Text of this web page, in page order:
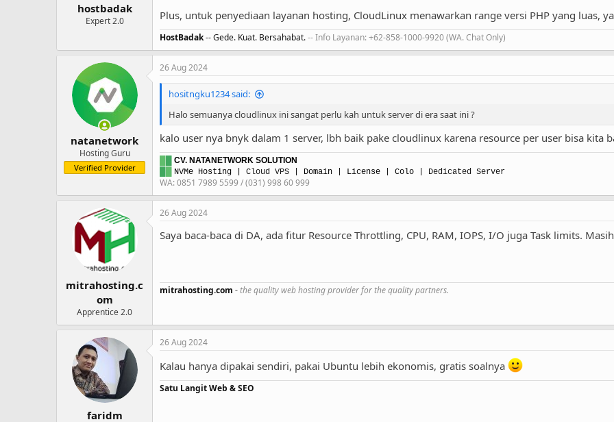
hostbadak
Expert 2.0 Plus, untuk penyediaan layanan hosting, CloudLinux menawarkan range versi PHP yang luas,
HostBadak-- Gede. Kuat. Bersahabat.-- Info Layanan: +62-858-1000-9920 (WA. Chat Only)
natanetwork
Hosting Guru
Verified Provider
26 Aug 2024
hositngku1234 said:
Halo semuanya cloudlinux ini sangat perlu kah untuk server di era saat ini ?
kalo user nya bnyk dalam 1 server, lbh baik pake cloudlinux karena resource per user bisa kita
CV. NATANETWORK SOLUTION
NVMe Hosting Cloud VPS | Domain | License | Colo | Dedicated Server
WA: 0851 7989 5599 / (031) 998 60 999
mitrahosting.c
om
Apprentice 2.0
26 Aug 2024
Saya baca-baca di DA, ada fitur Resource Throttling, CPU, RAM, IOPS, I/O juga Task limits.
mitrahosting.com -the quality web hosting provider for the quality partners.
faridm
26 Aug 2024
Kalau hanya dipakai sendiri, pakai Ubuntu lebih ekonomis, gratis soalnya
Satu Langit Web & SEO